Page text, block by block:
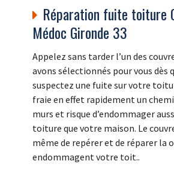
Réparation fuite toiture
Médoc Gironde 33
Appelez sans tarder l’un des
avons sélectionnés pour vous dès
suspectez une fuite sur votre
fraie en effet rapidement un
murs et risque d’endommager
toiture que votre maison. Le
même de repérer et de réparer la
endommagent votre toit..